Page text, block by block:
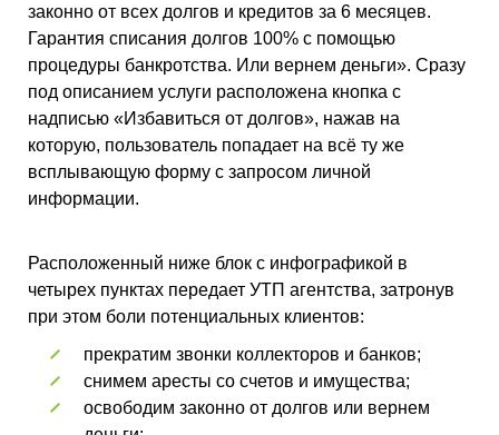
законно от всех долгов и кредитов за 6 месяцев.
Гарантия списания долгов 100% с помощью
процедуры банкротства. Или вернем деньги». Сразу
под описанием услуги расположена кнопка с
надписью «Избавиться от долгов», нажав на
которую, пользователь попадает на всё ту же
всплывающую форму с запросом личной
информации.
Расположенный ниже блок с инфографикой в
четырех пунктах передает УТП агентства, затронув
при этом боли потенциальных клиентов:
прекратим звонки коллекторов и банков;
снимем аресты со счетов и имущества;
освободим законно от долгов или вернем